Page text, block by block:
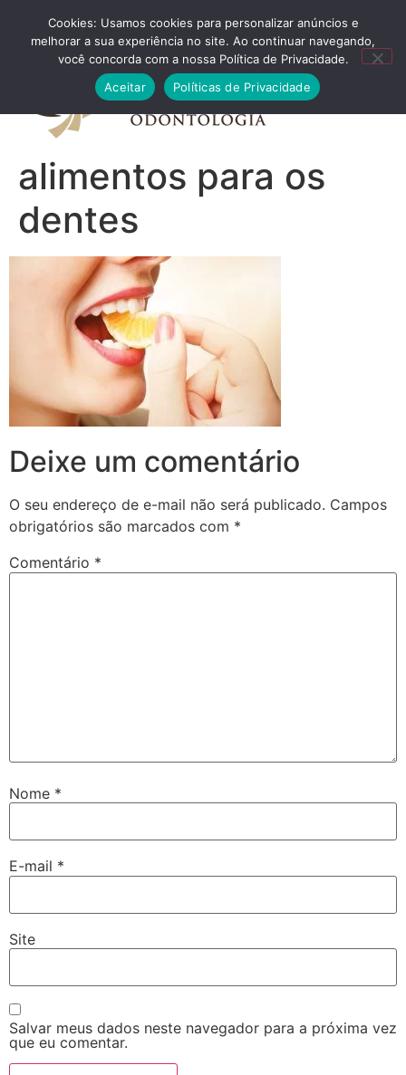
FALE CONOSCO
alimentos para os
dentes
Deixe um comentário
O seu endereço de e-mail não será publicado. Campos
obrigatórios são marcados com *
Comentário *
Nome *
E-mail *
Site
Salvar meus dados neste navegador para a próxima vez
que eu comentar.
Cookies: Usamos cookies para personalizar anúncios e
melhorar a sua experiência no site. Ao continuar navegando,
você concorda com a nossa Política de Privacidade.
Aceitar
Políticas de Privacidade